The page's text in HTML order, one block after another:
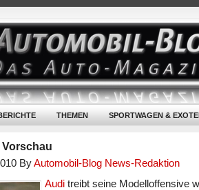
THEMEN SPORTWAGEN &
Vorschau
ByAutomobil-Blog News-Redaktion
Audi treibt seine Modelloffensive